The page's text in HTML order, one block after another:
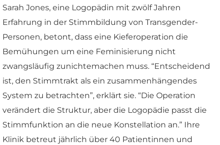
Sarah Jones, eine Logopädin mit zwölf Jahren
Erfahrung in der Stimmbildung von Transgender-
Personen, betont, dass eine Kieferoperation die
Bemühungen um eine Feminisierung nicht
zwangsläufig zunichtemachen muss. “Entscheidend
ist, den Stimmtrakt als ein zusammenhängendes
System zu betrachten”, erklärt sie. “Die Operation
verändert die Struktur, aber die Logopädie passt die
Stimmfunktion an die neue Konstellation an.” Ihre
Klinik betreut jährlich über 40 Patientinnen und